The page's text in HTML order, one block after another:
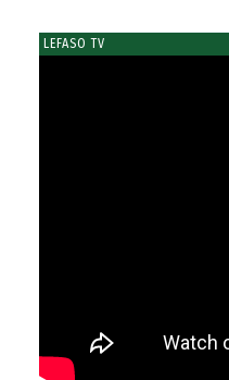
LEFASO TV